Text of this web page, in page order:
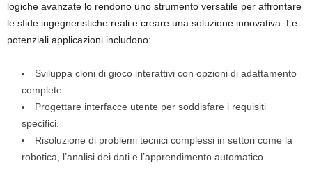
logiche avanzate lo rendono uno strumento versatile per affrontare
le sfide ingegneristiche reali e creare una soluzione innovativa. Le
potenziali applicazioni includono:
Sviluppa cloni di gioco interattivi con opzioni di adattamento
complete.
Progettare interfacce utente per soddisfare i requisiti
specifici.
Risoluzione di problemi tecnici complessi in settori come la
robotica, l’analisi dei dati e l’apprendimento automatico.